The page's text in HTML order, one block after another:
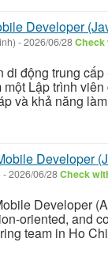
Developer
-2026/06/28Check
di động trung
Lập trình
và khả năng
Developer
-2026/06/28Check
Developer
oriented, and
team in Ho